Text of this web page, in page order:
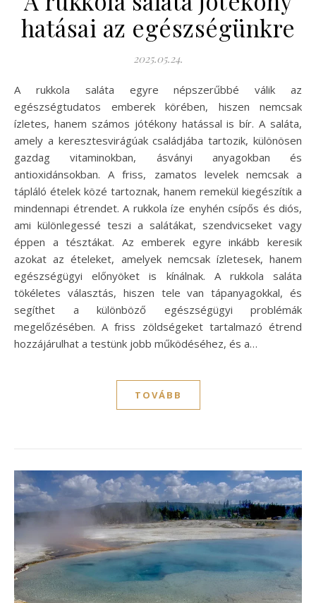
hatásai az egészségünkre
2025.05.24.
A rukkola saláta egyre népszerűbbé válik az
egészségtudatos emberek körében, hiszen nemcsak
ízletes, hanem számos jótékony hatással is bír. A saláta,
amely a keresztesvirágúak családjába tartozik, különösen
gazdag vitaminokban, ásványi anyagokban és
antioxidánsokban. A friss, zamatos levelek nemcsak a
tápláló ételek közé tartoznak, hanem remekül kiegészítik a
mindennapi étrendet. A rukkola íze enyhén csípős és diós,
ami különlegessé teszi a salátákat, szendvicseket vagy
éppen a tésztákat. Az emberek egyre inkább keresik
azokat az ételeket, amelyek nemcsak ízletesek, hanem
egészségügyi előnyöket is kínálnak. A rukkola saláta
tökéletes választás, hiszen tele van tápanyagokkal, és
segíthet a különböző egészségügyi problémák
megelőzésében. A friss zöldségeket tartalmazó étrend
hozzájárulhat a testünk jobb működéséhez, és a…
TOVÁBB